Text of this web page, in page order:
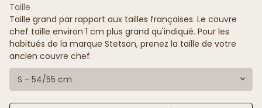
Taille
Taille grand par rapport aux tailles françaises. Le couvre
chef taille environ 1 cm plus grand qu'indiqué. Pour les
habitués de la marque Stetson, prenez la taille de votre
ancien couvre chef.
S - 54/55 cm